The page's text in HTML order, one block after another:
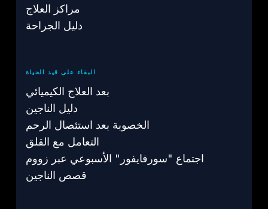
مراكز العلاج
دليل الجراحة
البقاء على قيد الحياة
بعد العلاج الكيميائي
دليل الناجين
الخصوبة بعد استئصال الرحم
التعامل مع القلق
اجتماع "سورفايفور" الأسبوعي عبر زووم
قصص الناجين